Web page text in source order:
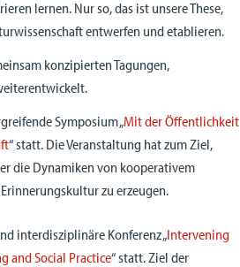
lernen. Nur so, das ist unsere These,
entwerfen und etablieren.
konzipierten Tagungen,
Symposium „Mit der Öffentlichkeit
“ statt. Die Veranstaltung hat zum Ziel,
die Dynamiken von kooperativem
zu erzeugen.
interdisziplinäre Konferenz „Intervening
and Social Practice“ statt. Ziel der